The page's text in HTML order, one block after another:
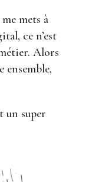
mets à
ce n’est
Alors
ensemble,
un super